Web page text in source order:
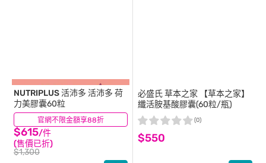
官網不限金額享88折
NUTRIPLUS 活沛多 活沛多 荷
力美膠囊60粒
$615/件
(售價已折)
$1,300
(5)
必盛氏 草本之家 【草本之家】
纖活胺基酸膠囊(60粒/瓶)
$550
(0)